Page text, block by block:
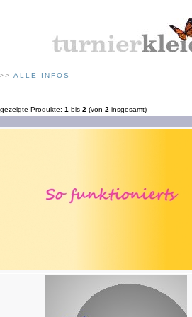
ALLE INFOS
Produkte: 1 bis 2 (von 2 insgesamt)